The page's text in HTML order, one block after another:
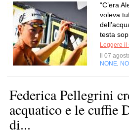
“C’era
voleva
testa
Leggere il
Il 07
NONE
Federica Pellegrini
acquatico e le cuffie
di...